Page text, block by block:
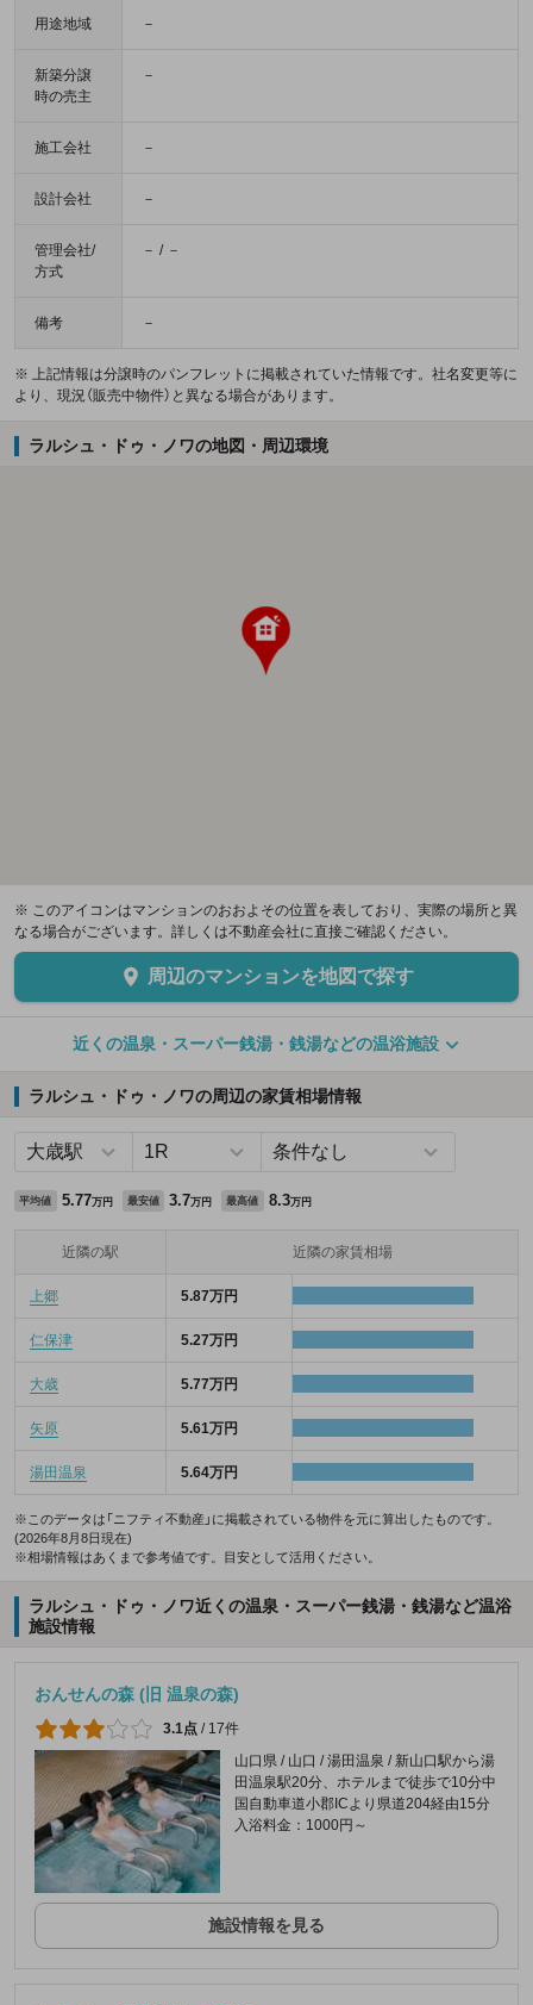
用途地域 －
新築分譲
時の売主
－
施工会社 －
設計会社 －
管理会社/
方式
－ / －
備考 －
※ 上記情報は分譲時のパンフレットに掲載されていた情報です。社名変更等に
より、現況（販売中物件）と異なる場合があります。
ラルシュ・ドゥ・ノワの地図・周辺環境
※ このアイコンはマンションのおおよその位置を表しており、実際の場所と異
なる場合がございます。詳しくは不動産会社に直接ご確認ください。
周辺のマンションを地図で探す
近くの温泉・スーパー銭湯・銭湯などの温浴施設
ラルシュ・ドゥ・ノワの周辺の家賃相場情報
平均値 5.77万円 最安値 3.7万円 最高値 8.3万円
近隣の駅 近隣の家賃相場
上郷 5.87万円
仁保津 5.27万円
大歳 5.77万円
矢原 5.61万円
湯田温泉 5.64万円
※このデータは「ニフティ不動産」に掲載されている物件を元に算出したものです。
(2026年8月8日現在)
※相場情報はあくまで参考値です。目安として活用ください。
ラルシュ・ドゥ・ノワ近くの温泉・スーパー銭湯・銭湯など温浴
施設情報
おんせんの森 (旧 温泉の森)
3.1点 / 17件
山口県 / 山口 / 湯田温泉 / 新山口駅から湯
田温泉駅20分、ホテルまで徒歩で10分中
国自動車道小郡ICより県道204経由15分
入浴料金：1000円～
施設情報を見る